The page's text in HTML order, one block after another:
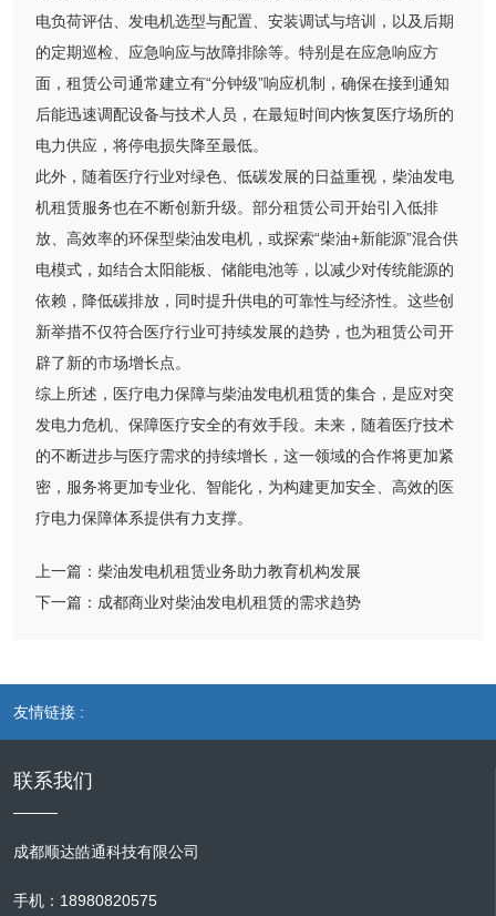
电负荷评估、发电机选型与配置、安装调试与培训，以及后期
的定期巡检、应急响应与故障排除等。特别是在应急响应方
面，租赁公司通常建立有“分钟级”响应机制，确保在接到通知
后能迅速调配设备与技术人员，在最短时间内恢复医疗场所的
电力供应，将停电损失降至最低。
此外，随着医疗行业对绿色、低碳发展的日益重视，柴油发电
机租赁服务也在不断创新升级。部分租赁公司开始引入低排
放、高效率的环保型柴油发电机，或探索“柴油+新能源”混合供
电模式，如结合太阳能板、储能电池等，以减少对传统能源的
依赖，降低碳排放，同时提升供电的可靠性与经济性。这些创
新举措不仅符合医疗行业可持续发展的趋势，也为租赁公司开
辟了新的市场增长点。
综上所述，医疗电力保障与柴油发电机租赁的集合，是应对突
发电力危机、保障医疗安全的有效手段。未来，随着医疗技术
的不断进步与医疗需求的持续增长，这一领域的合作将更加紧
密，服务将更加专业化、智能化，为构建更加安全、高效的医
疗电力保障体系提供有力支撑。
上一篇： 柴油发电机租赁业务助力教育机构发展
下一篇： 成都商业对柴油发电机租赁的需求趋势
友情链接 :
联系我们
成都顺达皓通科技有限公司
手机：18980820575